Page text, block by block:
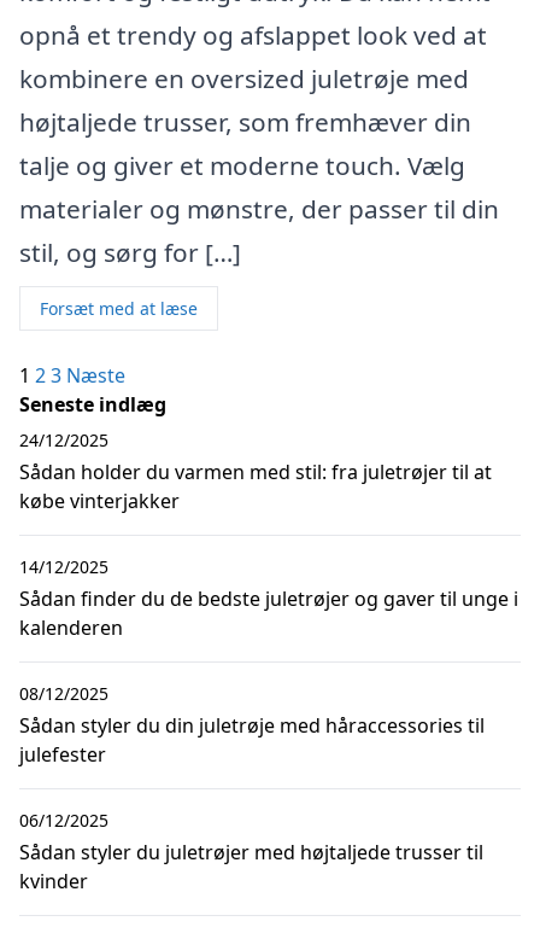
opnå et trendy og afslappet look ved at
kombinere en oversized juletrøje med
højtaljede trusser, som fremhæver din
talje og giver et moderne touch. Vælg
materialer og mønstre, der passer til din
stil, og sørg for […]
Forsæt med at læse
Indlægsinddeling
1 23 Næste
Seneste indlæg
Sådan holder du varmen med stil: fra juletrøjer til at
købe vinterjakker
24/12/2025
Sådan finder du de bedste juletrøjer og gaver til unge i
kalenderen
14/12/2025
Sådan styler du din juletrøje med håraccessories til
julefester
08/12/2025
Sådan styler du juletrøjer med højtaljede trusser til
kvinder
06/12/2025